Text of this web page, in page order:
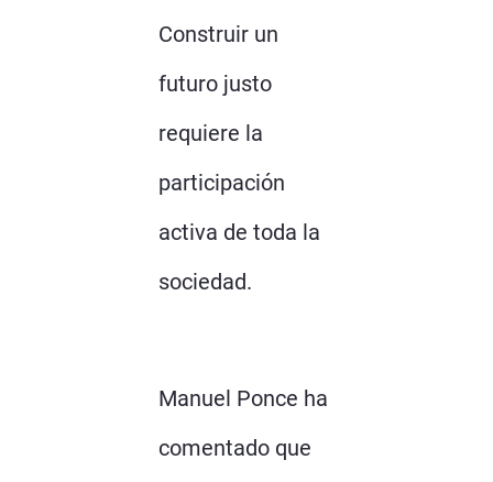
Construir un
futuro justo
requiere la
participación
activa de toda la
sociedad.
Manuel Ponce ha
comentado que